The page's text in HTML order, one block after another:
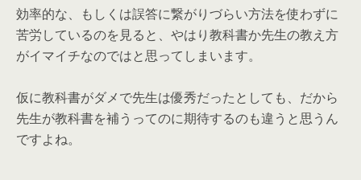
効率的な、もしくは誤答に繋がりづらい方法を使わずに
苦労しているのを見ると、やはり教科書か先生の教え方
がイマイチなのではと思ってしまいます。
仮に教科書がダメで先生は優秀だったとしても、だから
先生が教科書を補うってのに期待するのも違うと思うん
ですよね。